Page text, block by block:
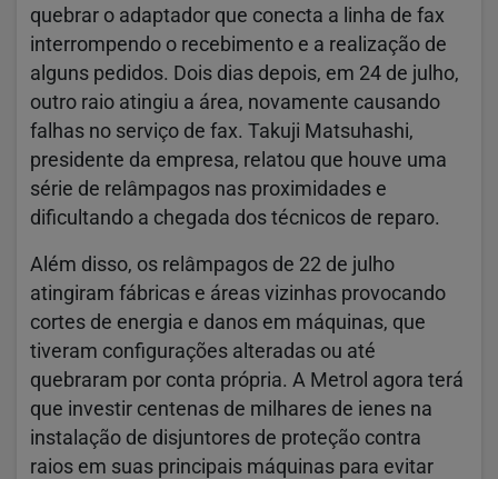
quebrar o adaptador que conecta a linha de fax
interrompendo o recebimento e a realização de
alguns pedidos. Dois dias depois, em 24 de julho,
outro raio atingiu a área, novamente causando
falhas no serviço de fax. Takuji Matsuhashi,
presidente da empresa, relatou que houve uma
série de relâmpagos nas proximidades e
dificultando a chegada dos técnicos de reparo.
Além disso, os relâmpagos de 22 de julho
atingiram fábricas e áreas vizinhas provocando
cortes de energia e danos em máquinas, que
tiveram configurações alteradas ou até
quebraram por conta própria. A Metrol agora terá
que investir centenas de milhares de ienes na
instalação de disjuntores de proteção contra
raios em suas principais máquinas para evitar